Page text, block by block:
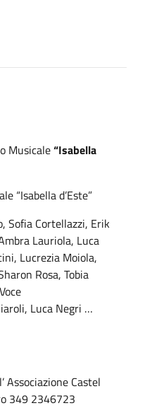
Musicale“Isabella
“Isabella d’Este”
Sofia Cortellazzi, Erik
Lauriola, Luca
Lucrezia Moiola,
Rosa, Tobia
Luca Negri …
Associazione Castel
349 2346723